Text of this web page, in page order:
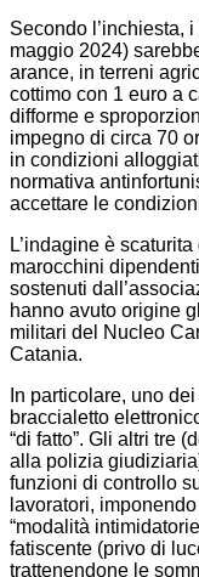
Secondo l’inchiesta,
maggio 2024)
arance, in terreni
cottimo con 1 euro a
difforme e
impegno di circa 70
in condizioni
normativa
accettare le
L’indagine è
marocchini
sostenuti
hanno avuto origine
militari del Nucleo
Catania.
In particolare, uno
braccialetto
“di fatto”. Gli altri tre
alla polizia
funzioni di controllo
lavoratori,
“modalità
fatiscente (privo di
trattenendone le